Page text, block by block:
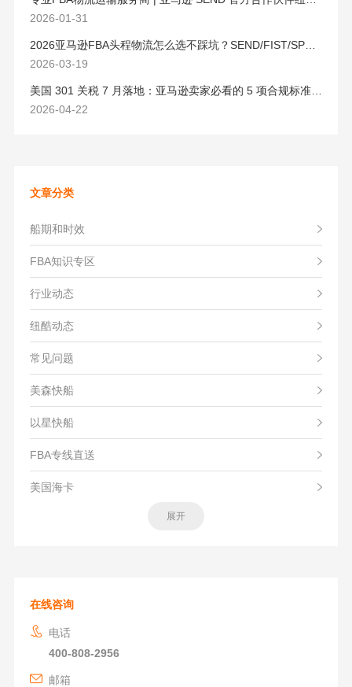
2026-01-31
2026亚马逊FBA头程物流怎么选不踩坑？SEND/FIST/SPN官方认证物流商，只有这家敢承诺“准达率第一”
2026-03-19
美国 301 关税 7 月落地：亚马逊卖家必看的 5 项合规标准与稳交付方案
2026-04-22
文章分类
船期和时效
FBA知识专区
行业动态
纽酷动态
常见问题
美森快船
以星快船
FBA专线直送
美国海卡
展开
在线咨询
电话
400-808-2956
邮箱